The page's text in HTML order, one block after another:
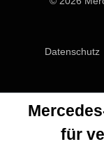
Datenschutz
für